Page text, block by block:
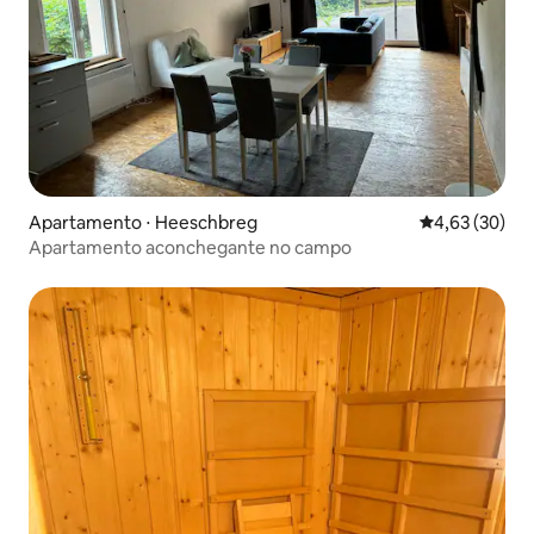
Apartamento ⋅ Heeschbreg 4,63 de uma
4,63 (30)
Apartamento aconchegante no campo